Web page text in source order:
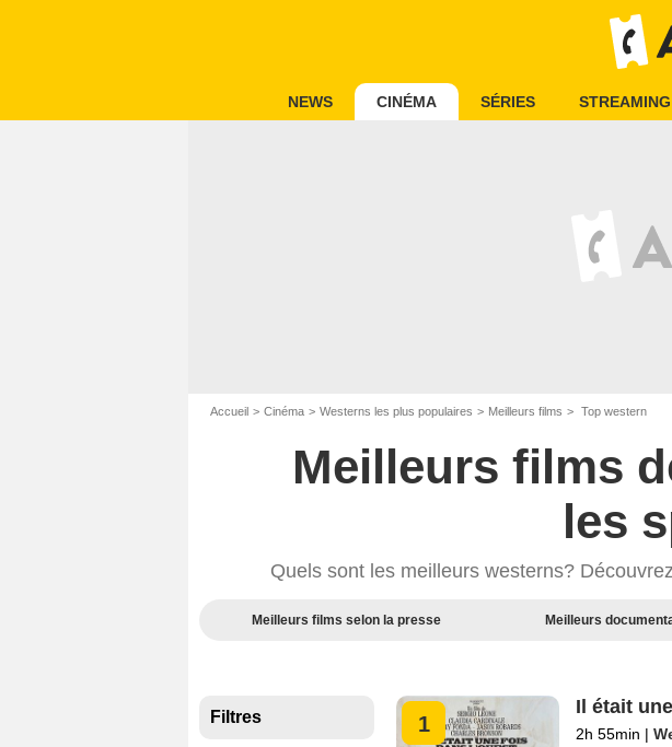
NEWS CINÉMA SÉRIES STREAMING
Accueil Cinéma Westerns les plus populaires Meilleurs films Top western
Meilleurs films
les
Quels sont les meilleurs westerns?
Meilleurs films selon la presse Meilleurs
Filtres 1
Il était
2h 55min |